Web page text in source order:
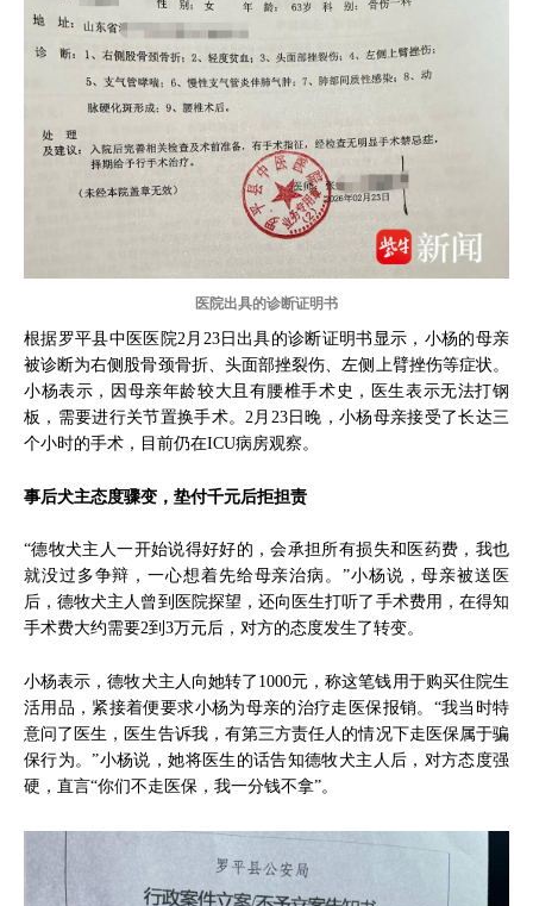
医院出具的诊断证明书
根据罗平县中医医院2月23日出具的诊断证明书显示，小杨的母亲
被诊断为右侧股骨颈骨折、头面部挫裂伤、左侧上臂挫伤等症状。
小杨表示，因母亲年龄较大且有腰椎手术史，医生表示无法打钢
板，需要进行关节置换手术。2月23日晚，小杨母亲接受了长达三
个小时的手术，目前仍在ICU病房观察。
事后犬主态度骤变，垫付千元后拒担责
“德牧犬主人一开始说得好好的，会承担所有损失和医药费，我也
就没过多争辩，一心想着先给母亲治病。”小杨说，母亲被送医
后，德牧犬主人曾到医院探望，还向医生打听了手术费用，在得知
手术费大约需要2到3万元后，对方的态度发生了转变。
小杨表示，德牧犬主人向她转了1000元，称这笔钱用于购买住院生
活用品，紧接着便要求小杨为母亲的治疗走医保报销。“我当时特
意问了医生，医生告诉我，有第三方责任人的情况下走医保属于骗
保行为。”小杨说，她将医生的话告知德牧犬主人后，对方态度强
硬，直言“你们不走医保，我一分钱不拿”。